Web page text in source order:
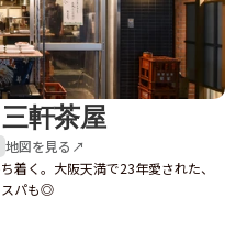
軒茶屋
地図を見る↗
着く。大阪天満で23年愛された、
スパも◎